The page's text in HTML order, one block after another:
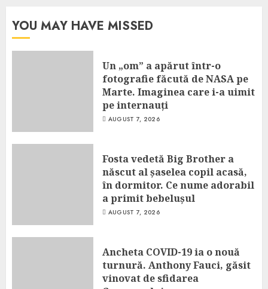
YOU MAY HAVE MISSED
Un „om” a apărut într-o
fotografie făcută de NASA pe
Marte. Imaginea care i-a uimit
pe internauți
AUGUST 7, 2026
Fosta vedetă Big Brother a
născut al șaselea copil acasă,
în dormitor. Ce nume adorabil
a primit bebelușul
AUGUST 7, 2026
Ancheta COVID-19 ia o nouă
turnură. Anthony Fauci, găsit
vinovat de sfidarea